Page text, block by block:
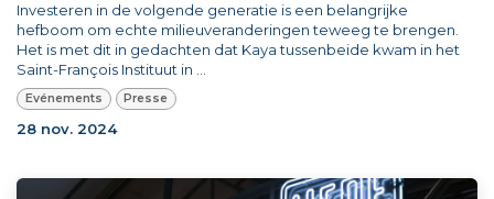
Investeren in de volgende generatie is een belangrijke
hefboom om echte milieuveranderingen teweeg te brengen.
Het is met dit in gedachten dat Kaya tussenbeide kwam in het
Saint-François Instituut in ...
Evénements Presse
28 nov. 2024